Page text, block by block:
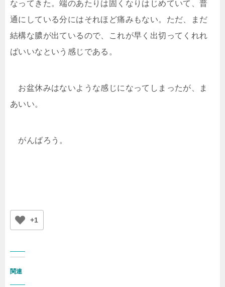
なってきた。端のあたりは固くなりはじめていて、普
通にしている分にはそれほど痛みもない。ただ、まだ
結構な膿が出ているので、これが早く出切ってくれれ
ばいいなという感じである。
お盆休みはないような感じになってしまったが、ま
あいい。
がんばろう。
+1
関連